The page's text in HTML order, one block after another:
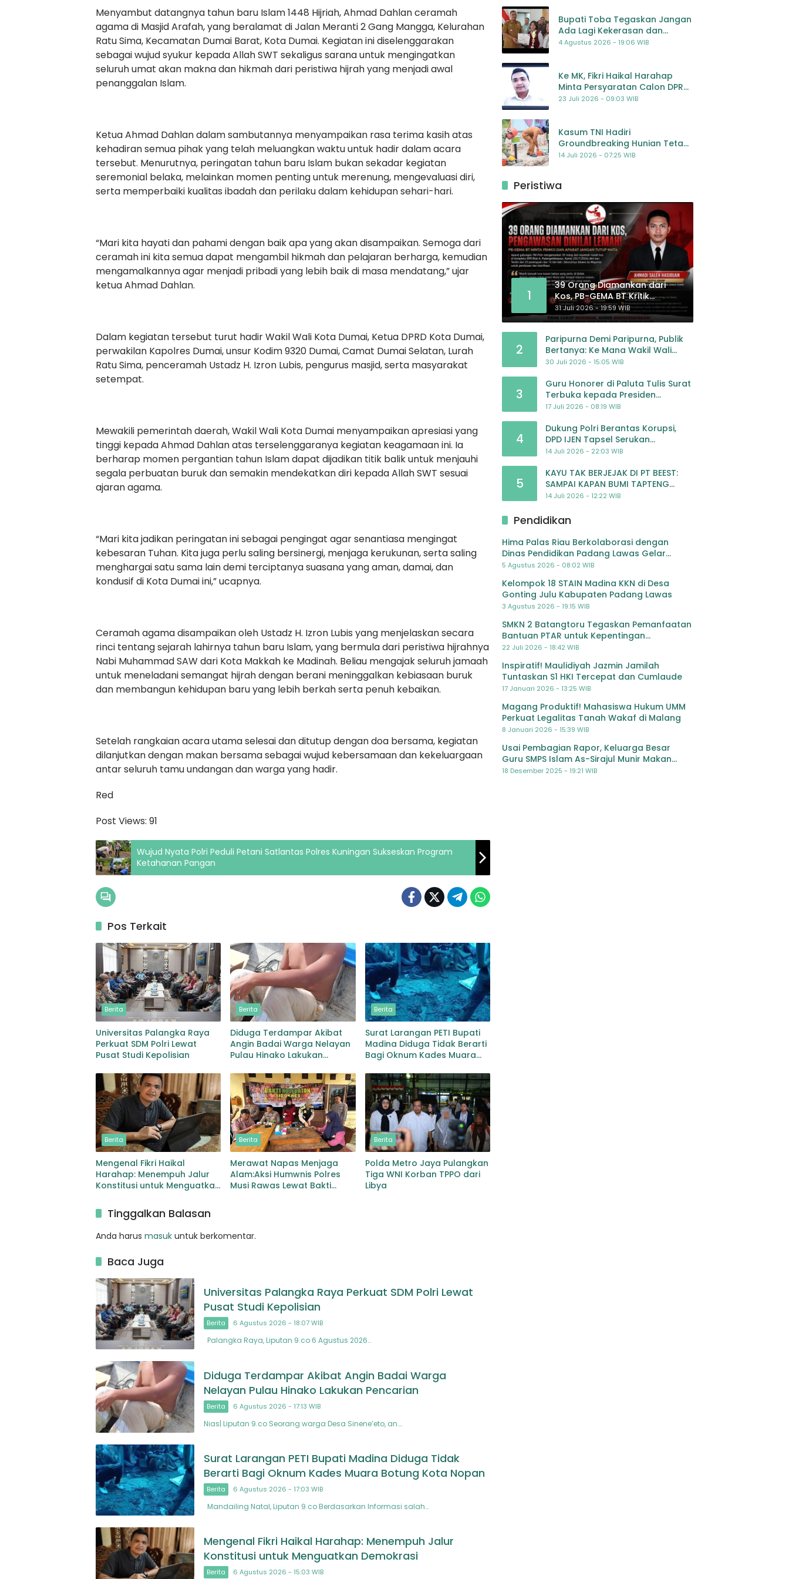
Menyambut datangnya tahun baru Islam 1448 Hijriah, Ahmad Dahlan ceramah
agama di Masjid Arafah, yang beralamat di Jalan Meranti 2 Gang Mangga, Kelurahan
Ratu Sima, Kecamatan Dumai Barat, Kota Dumai. Kegiatan ini diselenggarakan
sebagai wujud syukur kepada Allah SWT sekaligus sarana untuk mengingatkan
seluruh umat akan makna dan hikmah dari peristiwa hijrah yang menjadi awal
penanggalan Islam.
Ketua Ahmad Dahlan dalam sambutannya menyampaikan rasa terima kasih atas
kehadiran semua pihak yang telah meluangkan waktu untuk hadir dalam acara
tersebut. Menurutnya, peringatan tahun baru Islam bukan sekadar kegiatan
seremonial belaka, melainkan momen penting untuk merenung, mengevaluasi diri,
serta memperbaiki kualitas ibadah dan perilaku dalam kehidupan sehari-hari.
“Mari kita hayati dan pahami dengan baik apa yang akan disampaikan. Semoga dari
ceramah ini kita semua dapat mengambil hikmah dan pelajaran berharga, kemudian
mengamalkannya agar menjadi pribadi yang lebih baik di masa mendatang,” ujar
ketua Ahmad Dahlan.
Dalam kegiatan tersebut turut hadir Wakil Wali Kota Dumai, Ketua DPRD Kota Dumai,
perwakilan Kapolres Dumai, unsur Kodim 9320 Dumai, Camat Dumai Selatan, Lurah
Ratu Sima, penceramah Ustadz H. Izron Lubis, pengurus masjid, serta masyarakat
setempat.
Mewakili pemerintah daerah, Wakil Wali Kota Dumai menyampaikan apresiasi yang
tinggi kepada Ahmad Dahlan atas terselenggaranya kegiatan keagamaan ini. Ia
berharap momen pergantian tahun Islam dapat dijadikan titik balik untuk menjauhi
segala perbuatan buruk dan semakin mendekatkan diri kepada Allah SWT sesuai
ajaran agama.
“Mari kita jadikan peringatan ini sebagai pengingat agar senantiasa mengingat
kebesaran Tuhan. Kita juga perlu saling bersinergi, menjaga kerukunan, serta saling
menghargai satu sama lain demi terciptanya suasana yang aman, damai, dan
kondusif di Kota Dumai ini,” ucapnya.
Ceramah agama disampaikan oleh Ustadz H. Izron Lubis yang menjelaskan secara
rinci tentang sejarah lahirnya tahun baru Islam, yang bermula dari peristiwa hijrahnya
Nabi Muhammad SAW dari Kota Makkah ke Madinah. Beliau mengajak seluruh jamaah
untuk meneladani semangat hijrah dengan berani meninggalkan kebiasaan buruk
dan membangun kehidupan baru yang lebih berkah serta penuh kebaikan.
Setelah rangkaian acara utama selesai dan ditutup dengan doa bersama, kegiatan
dilanjutkan dengan makan bersama sebagai wujud kebersamaan dan kekeluargaan
antar seluruh tamu undangan dan warga yang hadir.
Red
Post Views: 91
Wujud Nyata Polri Peduli Petani Satlantas Polres Kuningan Sukseskan Program
Ketahanan Pangan
Pos Terkait
Berita
Universitas Palangka Raya
Perkuat SDM Polri Lewat
Pusat Studi Kepolisian
Berita
Diduga Terdampar Akibat
Angin Badai Warga Nelayan
Pulau Hinako Lakukan
Berita
Surat Larangan PETI Bupati
Madina Diduga Tidak Berarti
Bagi Oknum Kades Muara
Berita
Mengenal Fikri Haikal
Harahap: Menempuh Jalur
Konstitusi untuk Menguatkan
Berita
Merawat Napas Menjaga
Alam:Aksi Humwnis Polres
Musi Rawas Lewat Bakti
Berita
Polda Metro Jaya Pulangkan
Tiga WNI Korban TPPO dari
Libya
Tinggalkan Balasan
Anda harus masuk untuk berkomentar.
Baca Juga
Universitas Palangka Raya Perkuat SDM Polri Lewat
Pusat Studi Kepolisian
Berita 6 Agustus 2026 - 18:07 WIB
Palangka Raya, Liputan 9.co 6 Agustus 2026…
Diduga Terdampar Akibat Angin Badai Warga
Nelayan Pulau Hinako Lakukan Pencarian
Berita 6 Agustus 2026 - 17:13 WIB
Nias| Liputan 9.co Seorang warga Desa Sinene’eto, an….
Surat Larangan PETI Bupati Madina Diduga Tidak
Berarti Bagi Oknum Kades Muara Botung Kota Nopan
Berita 6 Agustus 2026 - 17:03 WIB
Mandailing Natal, Liputan 9.co Berdasarkan Informasi salah…
Mengenal Fikri Haikal Harahap: Menempuh Jalur
Konstitusi untuk Menguatkan Demokrasi
Berita 6 Agustus 2026 - 15:03 WIB
Bupati Toba Tegaskan Jangan
Ada Lagi Kekerasan dan
Bullying Terhadap Anak,
4 Agustus 2026 - 19:06 WIB
Ke MK, Fikri Haikal Harahap
Minta Persyaratan Calon DPR
Dilengkapi Penilaian
23 Juli 2026 - 09:03 WIB
Kasum TNI Hadiri
Groundbreaking Hunian Tetap
Pascabencana di
14 Juli 2026 - 07:25 WIB
Peristiwa
1
39 Orang Diamankan dari
Kos, PB-GEMA BT Kritik
Pengawasan: Jangan Tunggu
Masyarakat Bergerak Baru
31 Juli 2026 - 19:59 WIB
2
Paripurna Demi Paripurna, Publik
Bertanya: Ke Mana Wakil Wali
Kota Padangsidimpuan?
30 Juli 2026 - 15:05 WIB
3
Guru Honorer di Paluta Tulis Surat
Terbuka kepada Presiden
Prabowo, Mohon Keadilan atas
17 Juli 2026 - 08:19 WIB
4
Dukung Polri Berantas Korupsi,
DPD IJEN Tapsel Serukan
Pengawalan Kasus Mantan
14 Juli 2026 - 22:03 WIB
5
KAYU TAK BERJEJAK DI PT BEEST:
SAMPAI KAPAN BUMI TAPTENG
DIKORBANKAN DEMI KEUNTUNGAN?
TINDAK TEGA
14 Juli 2026 - 12:22 WIB
Pendidikan
Hima Palas Riau Berkolaborasi dengan
Dinas Pendidikan Padang Lawas Gelar
Pelatihan OSIS SMP se-Kabupaten Padang
5 Agustus 2026 - 08:02 WIB
Kelompok 18 STAIN Madina KKN di Desa
Gonting Julu Kabupaten Padang Lawas
3 Agustus 2026 - 19:15 WIB
SMKN 2 Batangtoru Tegaskan Pemanfaatan
Bantuan PTAR untuk Kepentingan
Pendidikan
22 Juli 2026 - 18:42 WIB
Inspiratif! Maulidiyah Jazmin Jamilah
Tuntaskan S1 HKI Tercepat dan Cumlaude
17 Januari 2026 - 13:25 WIB
Magang Produktif! Mahasiswa Hukum UMM
Perkuat Legalitas Tanah Wakaf di Malang
8 Januari 2026 - 15:39 WIB
Usai Pembagian Rapor, Keluarga Besar
Guru SMPS Islam As-Sirajul Munir Makan
Bersama Sambut Libur Awal Semester
18 Desember 2025 - 19:21 WIB